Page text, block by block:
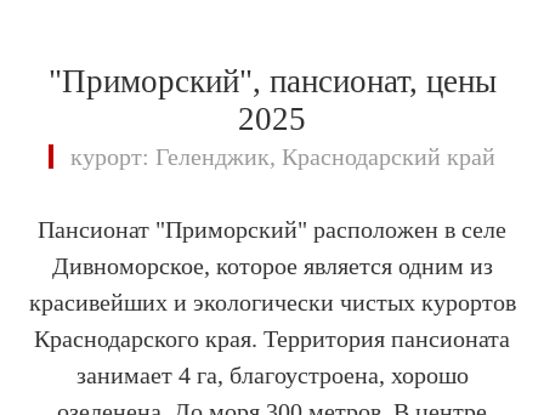
"Приморский", пансионат, цены
2025
курорт: Геленджик, Краснодарский край
Пансионат "Приморский" расположен в селе
Дивноморское, которое является одним из
красивейших и экологически чистых курортов
Краснодарского края. Территория пансионата
занимает 4 га, благоустроена, хорошо